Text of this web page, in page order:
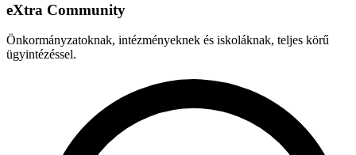
eXtra Community
Önkormányzatoknak, intézményeknek és iskoláknak, teljes körű
ügyintézéssel.